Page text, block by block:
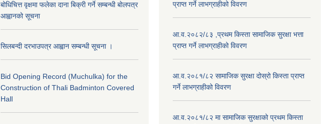
बोधिचित्त वृक्षमा फलेका दाना बिक्री गर्ने सम्बन्धी बोलपत्र
आह्वानको सूचना
सिलबन्दी दरभाउपत्र आह्वान सम्बन्धी सूचना ।
Bid Opening Record (Muchulka) for the
Construction of Thali Badminton Covered
Hall
प्राप्त गर्ने लाभग्राहीको विवरण
आ.व.२०८२/८३ ,प्रथम किस्ता सामाजिक सुरक्षा भत्ता
प्राप्त गर्ने लाभग्राहीको विवरण
आ.व.२०८१/८२ सामाजिक सुरक्षा दोस्रो किस्ता प्राप्त
गर्ने लाभग्राहीको विवरण
आ.व.२०८१/८२ मा सामाजिक सुरक्षाको प्रथम किस्ता